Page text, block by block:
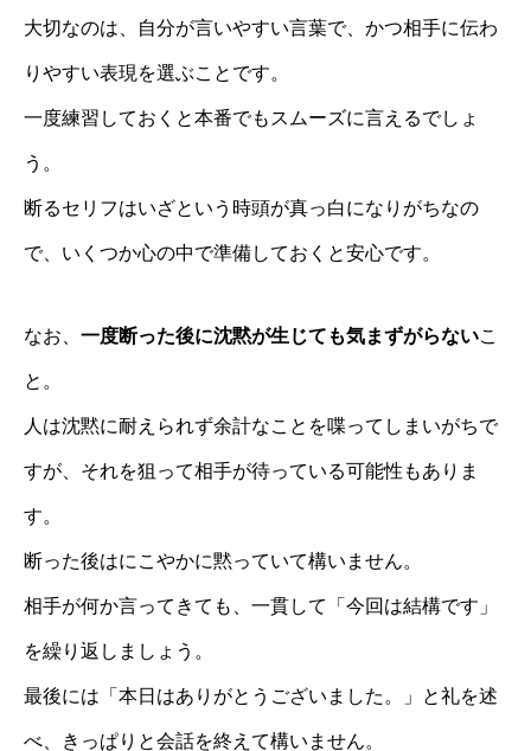
大切なのは、自分が言いやすい言葉で、かつ相手に伝わ
りやすい表現を選ぶことです。
一度練習しておくと本番でもスムーズに言えるでしょ
う。
断るセリフはいざという時頭が真っ白になりがちなの
で、いくつか心の中で準備しておくと安心です。
なお、 一度断った後に沈黙が生じても気まずがらないこ
と。
人は沈黙に耐えられず余計なことを喋ってしまいがちで
すが、それを狙って相手が待っている可能性もありま
す。
断った後はにこやかに黙っていて構いません。
相手が何か言ってきても、一貫して「今回は結構です」
を繰り返しましょう。
最後には「本日はありがとうございました。」と礼を述
べ、きっぱりと会話を終えて構いません。